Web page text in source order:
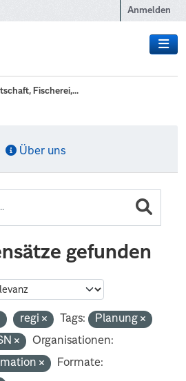
Anmelden
Fischerei,...
Über uns
gefunden
regi Tags:
Planung
Organisationen:
Formate: